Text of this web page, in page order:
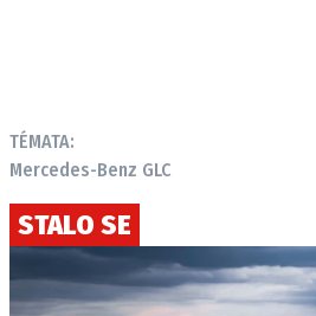
TÉMATA:
Mercedes-Benz GLC
STALO SE